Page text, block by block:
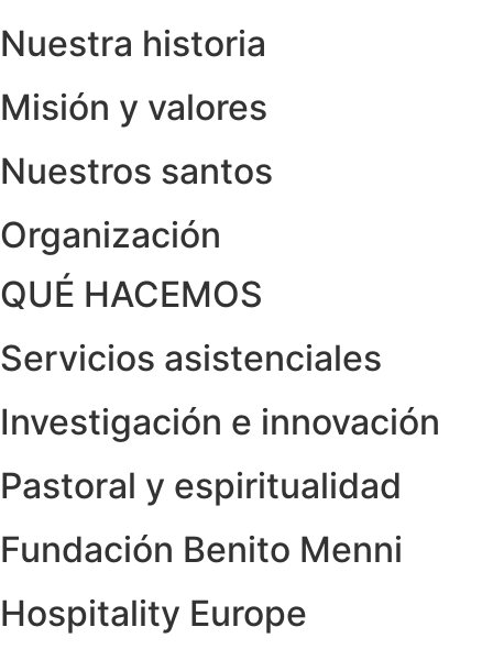
Nuestra historia
Misión y valores
Nuestros santos
Organización
QUÉ HACEMOS
Servicios asistenciales
Investigación e innovación
Pastoral y espiritualidad
Fundación Benito Menni
Hospitality Europe